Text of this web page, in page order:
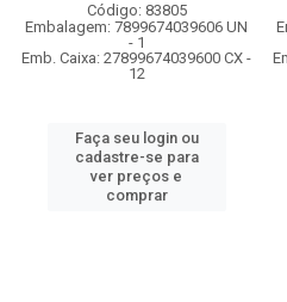
Código: 83805
Embalagem: 7899674039606 UN
- 1
Emb. Caixa: 27899674039600 CX -
12
Faça seu login ou
cadastre-se para
ver preços e
comprar